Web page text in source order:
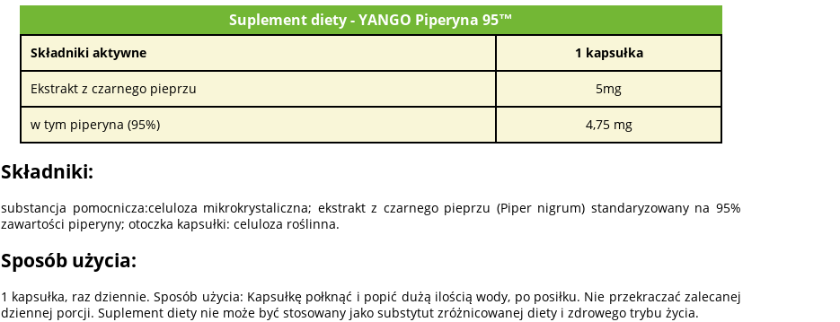
Suplement diety - YANGO Piperyna 95™
Składniki aktywne 1 kapsułka
Ekstrakt z czarnego pieprzu 5mg
w tym piperyna (95%) 4,75 mg
Składniki:
substancja pomocnicza:celuloza mikrokrystaliczna; ekstrakt z czarnego pieprzu (Piper nigrum) standaryzowany na 95%
zawartości piperyny; otoczka kapsułki: celuloza roślinna.
Sposób użycia:
1 kapsułka, raz dziennie. Sposób użycia: Kapsułkę połknąć i popić dużą ilością wody, po posiłku. Nie przekraczać zalecanej
dziennej porcji. Suplement diety nie może być stosowany jako substytut zróżnicowanej diety i zdrowego trybu życia.